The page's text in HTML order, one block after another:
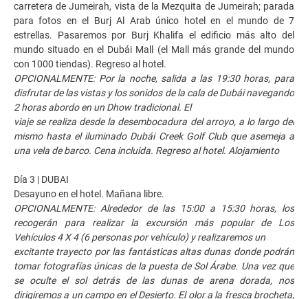
carretera de Jumeirah, vista de la Mezquita de Jumeirah; parada
para fotos en el Burj Al Arab único hotel en el mundo de 7
estrellas. Pasaremos por Burj Khalifa el edificio más alto del
mundo situado en el Dubái Mall (el Mall más grande del mundo
con 1000 tiendas). Regreso al hotel.
OPCIONALMENTE: Por la noche, salida a las 19:30 horas, para
disfrutar de las vistas y los sonidos de la cala de Dubái navegando
2 horas abordo en un Dhow tradicional. El
viaje se realiza desde la desembocadura del arroyo, a lo largo del
mismo hasta el iluminado Dubái Creek Golf Club que asemeja a
una vela de barco. Cena incluida. Regreso al hotel. Alojamiento
Día 3 | DUBAI
Desayuno en el hotel. Mañana libre.
OPCIONALMENTE: Alrededor de las 15:00 a 15:30 horas, los
recogerán para realizar la excursión más popular de Los
Vehículos 4 X 4 (6 personas por vehículo) y realizaremos un
excitante trayecto por las fantásticas altas dunas donde podrán
tomar fotografías únicas de la puesta de Sol Árabe. Una vez que
se oculte el sol detrás de las dunas de arena dorada, nos
dirigiremos a un campo en el Desierto. El olor a la fresca brocheta,